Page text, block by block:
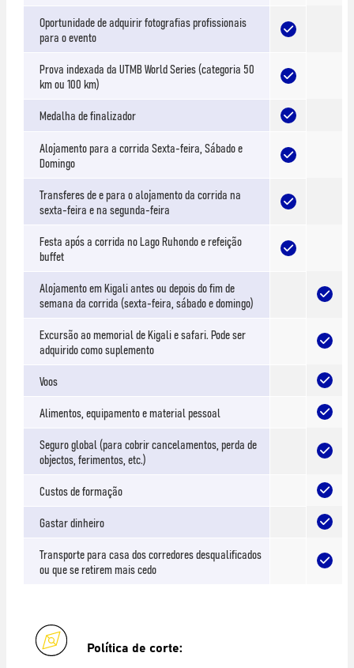
Oportunidade de adquirir fotografias profissionais
para o evento
Prova indexada da UTMB World Series (categoria 50
km ou 100 km)
Medalha de finalizador
Alojamento para a corrida Sexta-feira, Sábado e
Domingo
Transferes de e para o alojamento da corrida na
sexta-feira e na segunda-feira
Festa após a corrida no Lago Ruhondo e refeição
buffet
Alojamento em Kigali antes ou depois do fim de
semana da corrida (sexta-feira, sábado e domingo)
Excursão ao memorial de Kigali e safari. Pode ser
adquirido como suplemento
Voos
Alimentos, equipamento e material pessoal
Seguro global (para cobrir cancelamentos, perda de
objectos, ferimentos, etc.)
Custos de formação
Gastar dinheiro
Transporte para casa dos corredores desqualificados
ou que se retirem mais cedo
Política de corte: